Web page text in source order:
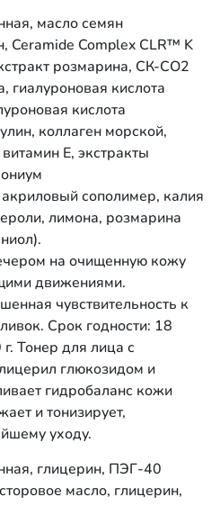
с экстрактом розмарина,
глюкозидом и аллантоином.
гидробаланс кожи
ее очищения, освежает и
подготавливает к
уходу. Состав: вода
глицерин, ПЭГ-40
касторовое
глицерин, экстракт розмарина,
полисахарид коньяк маннан,
глюкозид, аллантоин, Д-
экстракты алоэ, березы,
ПЭГ-8 масло бабассу, калия
бензоат натрия, масла
нероли, лимона, розмарина
линалоол, гераниол).
масло семян
Ceramide Complex CLR™ K
розмарина, СК-СО2
гиалуроновая кислота
кислота
коллаген морской,
Е, экстракты
сополимер, калия
лимона, розмарина
на очищенную кожу
движениями.
чувствительность к
Срок годности: 18
Тонер для лица с
глюкозидом и
гидробаланс кожи
и тонизирует,
уходу.
глицерин, ПЭГ-40
масло, глицерин,